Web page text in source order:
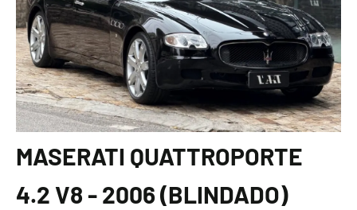
MASERATI QUATTROPORTE
4.2 V8 - 2006 (BLINDADO)